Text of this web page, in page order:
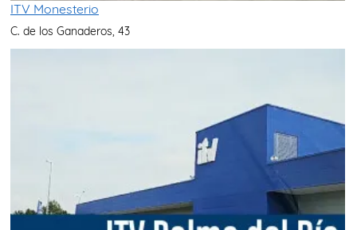
ITV Monesterio
C. de los Ganaderos, 43